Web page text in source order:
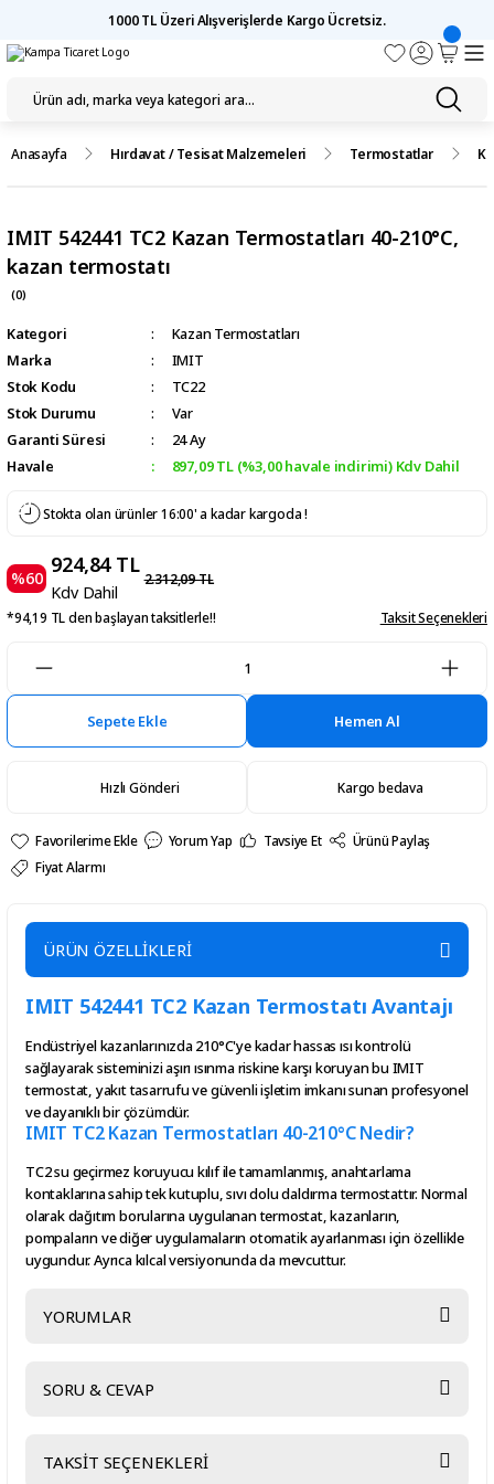
1000 TL Üzeri Alışverişlerde Kargo Ücretsiz.
Anasayfa Hırdavat / Tesisat Malzemeleri Termostatlar
IMIT 542441 TC2 Kazan Termostatları 40-210°C,
kazan termostatı
(0)
Kategori
Kazan Termostatları
Marka
IMIT
Stok Kodu
TC22
Stok Durumu
Var
Garanti Süresi
24 Ay
Havale
897,09 TL (%3,00 havale indirimi) Kdv Dahil
Stokta olan ürünler 16:00' a kadar kargoda !
%60
924,84 TL
Kdv Dahil
2.312,09 TL
*94,19 TL den başlayan taksitlerle!! Taksit Seçenekleri
Sepete Ekle Hemen Al
Hızlı Gönderi Kargo bedava
Yorum Yap Tavsiye Et
Ürünü Paylaş
Fiyat Alarmı
ÜRÜN ÖZELLİKLERİ
IMIT 542441 TC2 Kazan Termostatı Avantajı
Endüstriyel kazanlarınızda 210°C'ye kadar hassas ısı kontrolü
sağlayarak sisteminizi aşırı ısınma riskine karşı koruyan bu IMIT
termostat, yakıt tasarrufu ve güvenli işletim imkanı sunan profesyonel
ve dayanıklı bir çözümdür.
IMIT TC2 Kazan Termostatları 40-210°C Nedir?
TC2 su geçirmez koruyucu kılıf ile tamamlanmış, anahtarlama
kontaklarına sahip tek kutuplu, sıvı dolu daldırma termostattır. Normal
olarak dağıtım borularına uygulanan termostat, kazanların,
pompaların ve diğer uygulamaların otomatik ayarlanması için özellikle
uygundur. Ayrıca kılcal versiyonunda da mevcuttur.
YORUMLAR
SORU & CEVAP
TAKSİT SEÇENEKLERİ